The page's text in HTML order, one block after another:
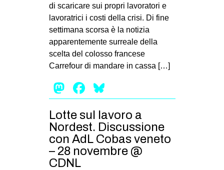
di scaricare sui propri lavoratori e
lavoratrici i costi della crisi. Di fine
settimana scorsa è la notizia
apparentemente surreale della
scelta del colosso francese
Carrefour di mandare in cassa […]
Mastodon
Facebook
Lotte sul lavoro a
Nordest. Discussione
con AdL Cobas veneto
– 28 novembre @
CDNL